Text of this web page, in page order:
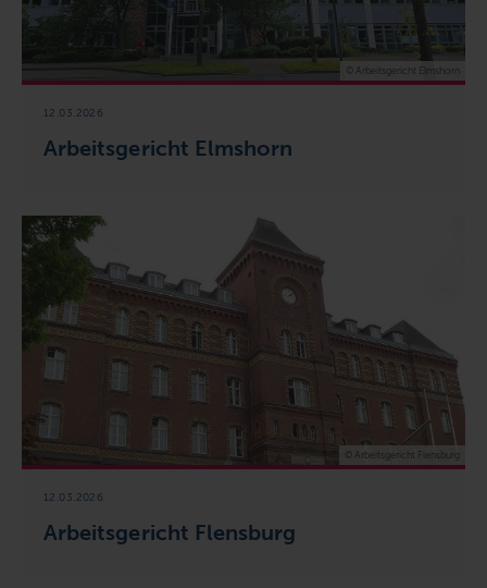
Arbeitsgericht Elmshorn
12.03.2026
© Arbeitsgericht Elmshorn
Arbeitsgericht Flensburg
12.03.2026
© Arbeitsgericht Flensburg